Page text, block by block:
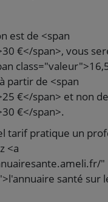
est de <span
€</span>, vous
partir de <span
€</span> et non
€</span>.
tarif pratique un
<a
"
santé sur